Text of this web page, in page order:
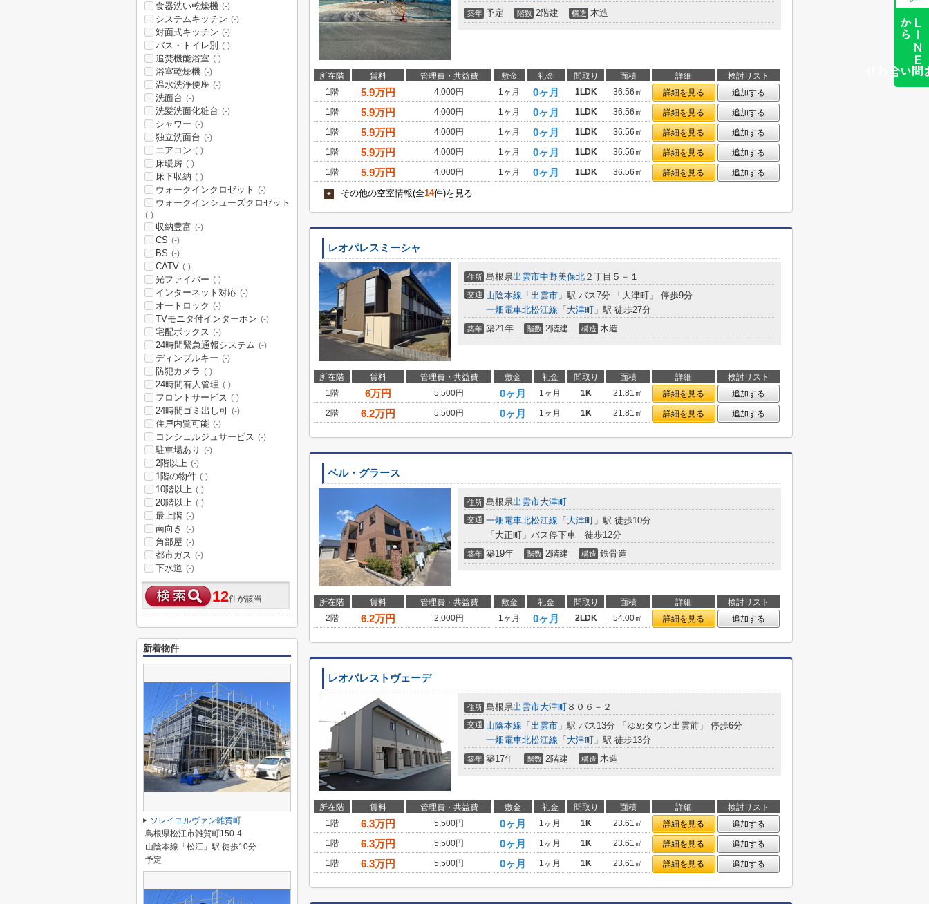
築年 予定 階数 2階建 構造 木造
所在階 賃料 管理費・共益費 敷金 礼金 間取り 面積 詳細
検討リスト
1階
5.9万円 4,000円 1ヶ月 0ヶ月 1LDK 36.56㎡ 詳細を見る
追加する
1階
5.9万円 4,000円 1ヶ月 0ヶ月 1LDK 36.56㎡ 詳細を見る
追加する
1階
5.9万円 4,000円 1ヶ月 0ヶ月 1LDK 36.56㎡ 詳細を見る
追加する
1階
5.9万円 4,000円 1ヶ月 0ヶ月 1LDK 36.56㎡ 詳細を見る
追加する
1階
5.9万円 4,000円 1ヶ月 0ヶ月 1LDK 36.56㎡ 詳細を見る 追加する
+ その他の空室情報(全14件)を見る
レオパレスミーシャ
住所 島根県出雲市中野美保北 ２丁目５－１
交通 山陰本線 「 出雲市 」駅 バス7分 「大津町」 停歩9分
一畑電車北松江線 「 大津町 」駅 徒歩27分
築年 築21年 階数 2階建 構造 木造
所在階 賃料 管理費・共益費 敷金 礼金 間取り 面積 詳細
検討リスト
1階
6万円 5,500円 0ヶ月 1ヶ月 1K 21.81㎡ 詳細を見る
追加する
2階
6.2万円 5,500円 0ヶ月 1ヶ月 1K 21.81㎡ 詳細を見る 追加する
ベル・グラース
住所 島根県出雲市大津町
交通 一畑電車北松江線 「 大津町 」駅 徒歩10分
「大正町」バス停下車 徒歩12分
築年 築19年 階数 2階建 構造 鉄骨造
所在階 賃料 管理費・共益費 敷金 礼金 間取り 面積 詳細
検討リスト
2階
6.2万円 2,000円 1ヶ月 0ヶ月 2LDK 54.00㎡ 詳細を見る 追加する
レオパレストヴェーデ
住所 島根県出雲市大津町 ８０６－２
交通 山陰本線 「 出雲市 」駅 バス13分 「ゆめタウン出雲前」 停歩6分
一畑電車北松江線 「 大津町 」駅 徒歩13分
築年 築17年 階数 2階建 構造 木造
所在階 賃料 管理費・共益費 敷金 礼金 間取り 面積 詳細
検討リスト
1階
6.3万円 5,500円 0ヶ月 1ヶ月 1K 23.61㎡ 詳細を見る
追加する
1階
6.3万円 5,500円 0ヶ月 1ヶ月 1K 23.61㎡ 詳細を見る
追加する
1階
6.3万円 5,500円 0ヶ月 1ヶ月 1K 23.61㎡ 詳細を見る 追加する
食器洗い乾燥機 (-)
システムキッチン (-)
対面式キッチン (-)
バス・トイレ別 (-)
追焚機能浴室 (-)
浴室乾燥機 (-)
温水洗浄便座 (-)
洗面台 (-)
洗髪洗面化粧台 (-)
シャワー (-)
独立洗面台 (-)
エアコン (-)
床暖房 (-)
床下収納 (-)
ウォークインクロゼット (-)
ウォークインシューズクロゼット
(-)
収納豊富 (-)
CS (-)
BS (-)
CATV (-)
光ファイバー (-)
インターネット対応 (-)
オートロック (-)
TVモニタ付インターホン (-)
宅配ボックス (-)
24時間緊急通報システム (-)
ディンプルキー (-)
防犯カメラ (-)
24時間有人管理 (-)
フロントサービス (-)
24時間ゴミ出し可 (-)
住戸内覧可能 (-)
コンシェルジュサービス (-)
駐車場あり (-)
2階以上 (-)
1階の物件 (-)
10階以上 (-)
20階以上 (-)
最上階 (-)
南向き (-)
角部屋 (-)
都市ガス (-)
下水道 (-)
12件が該当
新着物件
ソレイユルヴァン雑賀町
島根県松江市雑賀町150-4
山陰本線「松江」駅 徒歩10分
予定
L
I
N
E
か
ら